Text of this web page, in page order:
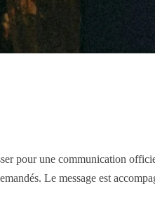
pour une communication
Le message est